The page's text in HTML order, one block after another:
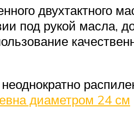
двухтактного
под рукой масла,
диаметром 24 см